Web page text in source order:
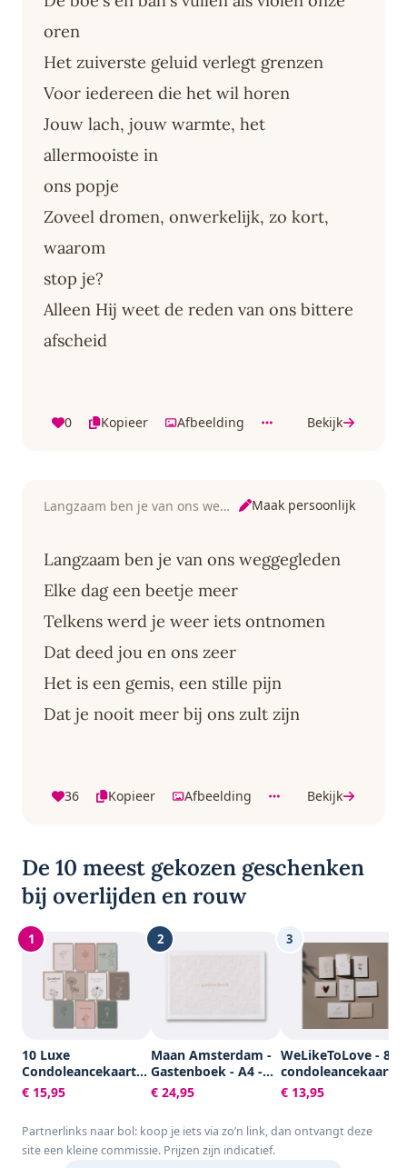
oren
Het zuiverste geluid verlegt grenzen
Voor iedereen die het wil horen
Jouw lach, jouw warmte, het
allermooiste in
ons popje
Zoveel dromen, onwerkelijk, zo kort,
waarom
stop je?
Alleen Hij weet de reden van ons bittere
afscheid
0 Kopieer Afbeelding Bekijk
Langzaam ben je van ons weggegleden Maak persoonlijk
Langzaam ben je van ons weggegleden
Elke dag een beetje meer
Telkens werd je weer iets ontnomen
Dat deed jou en ons zeer
Het is een gemis, een stille pijn
Dat je nooit meer bij ons zult zijn
36 Kopieer Afbeelding Bekijk
De 10 meest gekozen geschenken
bij overlijden en rouw
1
10 Luxe
Condoleancekaarten
met Enveloppen -
Rouwkaarten -
A6 - Blanco - Aardse
Kleuren
€ 15,95
2
Maan Amsterdam -
Gastenboek - A4 -
100 blanco pagina's
- Neutraal - Voor
afscheid, uitvaart,
condoleance of
€ 24,95
3
WeLikeToLove - 8x
- Rouwkaarten -
condoleance
envelop - Sterkte &
€ 13,95
Partnerlinks naar bol: koop je iets via zo’n link, dan ontvangt deze
site een kleine commissie. Prijzen zijn indicatief.